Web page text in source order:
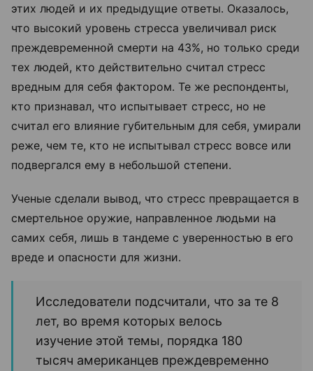
этих людей и их предыдущие ответы. Оказалось,
что высокий уровень стресса увеличивал риск
преждевременной смерти на 43%, но только среди
тех людей, кто действительно считал стресс
вредным для себя фактором. Те же респонденты,
кто признавал, что испытывает стресс, но не
считал его влияние губительным для себя, умирали
реже, чем те, кто не испытывал стресс вовсе или
подвергался ему в небольшой степени.
Ученые сделали вывод, что стресс превращается в
смертельное оружие, направленное людьми на
самих себя, лишь в тандеме с уверенностью в его
вреде и опасности для жизни.
Исследователи подсчитали, что за те 8
лет, во время которых велось
изучение этой темы, порядка 180
тысяч американцев преждевременно